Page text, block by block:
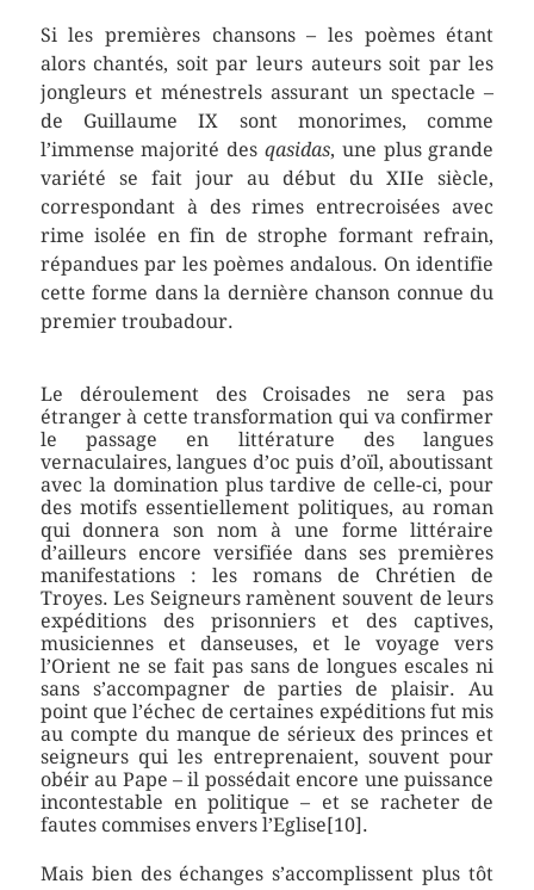
Si les premières chansons – les poèmes étant
alors chantés, soit par leurs auteurs soit par les
jongleurs et ménestrels assurant un spectacle –
de Guillaume IX sont monorimes, comme
l’immense majorité des qasidas, une plus grande
variété se fait jour au début du XIIe siècle,
correspondant à des rimes entrecroisées avec
rime isolée en fin de strophe formant refrain,
répandues par les poèmes andalous. On identifie
cette forme dans la dernière chanson connue du
premier troubadour.
Le déroulement des Croisades ne sera pas
étranger à cette transformation qui va confirmer
le passage en littérature des langues
vernaculaires, langues d’oc puis d’oïl, aboutissant
avec la domination plus tardive de celle-ci, pour
des motifs essentiellement politiques, au roman
qui donnera son nom à une forme littéraire
d’ailleurs encore versifiée dans ses premières
manifestations : les romans de Chrétien de
Troyes. Les Seigneurs ramènent souvent de leurs
expéditions des prisonniers et des captives,
musiciennes et danseuses, et le voyage vers
l’Orient ne se fait pas sans de longues escales ni
sans s’accompagner de parties de plaisir. Au
point que l’échec de certaines expéditions fut mis
au compte du manque de sérieux des princes et
seigneurs qui les entreprenaient, souvent pour
obéir au Pape – il possédait encore une puissance
incontestable en politique – et se racheter de
fautes commises envers l’Eglise[10].
Mais bien des échanges s’accomplissent plus tôt